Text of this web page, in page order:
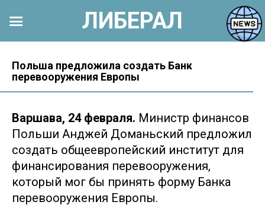
контенту
Польша предложила создать Банк
перевооружения Европы
Варшава, 24 февраля. Министр финансов
Польши Анджей Доманьский предложил
создать общеевропейский институт для
финансирования перевооружения,
который мог бы принять форму Банка
перевооружения Европы.
ЛИБЕРАЛ